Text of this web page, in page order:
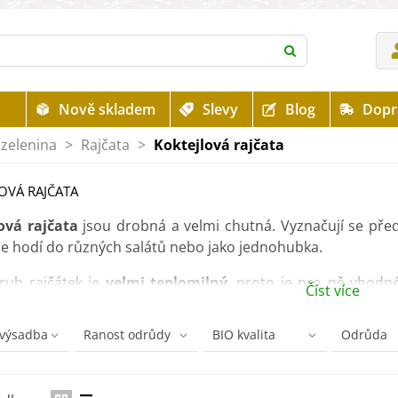
Nově skladem Slevy Blog
> Rajčata > Koktejlová rajčata
RAJČATA
rajčata jsou drobná a velmi chutná. Vyznačují se
hodí do různých salátů nebo jako jednohubka.
rajčátek je velmi teplomilný , proto je pro ně
Číst více
Ranost odrůdy BIO kvalita Odrůda